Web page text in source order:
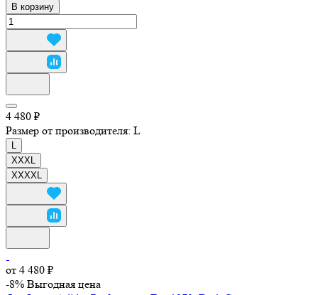
В корзину
4 480 ₽
Размер от производителя: L
XXXL
XXXXL
от 4 480 ₽
-8% Выгодная цена